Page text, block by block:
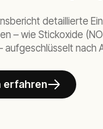
detaillierte
– wie Stickoxide
nach
erfahren